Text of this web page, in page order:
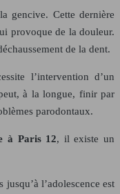
gencive. Cette dernière
provoque de la douleur.
de la dent.
l’intervention d’un
à la longue, finir par
parodontaux.
à Paris 12, il existe un
l’adolescence est